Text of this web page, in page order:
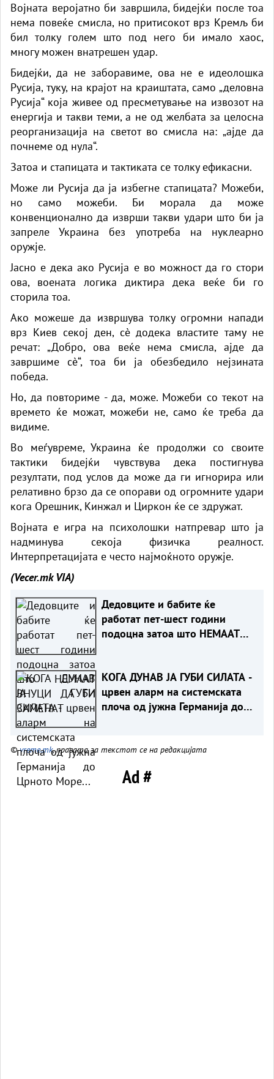
Војната веројатно би завршила, бидејќи после тоа
нема повеќе смисла, но притисокот врз Кремљ би
бил толку голем што под него би имало хаос,
многу можен внатрешен удар.
Бидејќи, да не заборавиме, ова не е идеолошка
Русија, туку, на крајот на краиштата, само „деловна
Русија“ која живее од пресметување на извозот на
енергија и такви теми, а не од желбата за целосна
реорганизација на светот во смисла на: „ајде да
почнеме од нула“.
Затоа и стапицата и тактиката се толку ефикасни.
Може ли Русија да ја избегне стапицата? Можеби,
но само можеби. Би морала да може
конвенционално да изврши такви удари што би ја
запреле Украина без употреба на нуклеарно
оружје.
Јасно е дека ако Русија е во можност да го стори
ова, воената логика диктира дека веќе би го
сторила тоа.
Ако можеше да извршува толку огромни напади
врз Киев секој ден, сè додека властите таму не
речат: „Добро, ова веќе нема смисла, ајде да
завршиме сè“, тоа би ја обезбедило нејзината
победа.
Но, да повториме - да, може. Можеби со текот на
времето ќе можат, можеби не, само ќе треба да
видиме.
Во меѓувреме, Украина ќе продолжи со своите
тактики бидејќи чувствува дека постигнува
резултати, под услов да може да ги игнорира или
релативно брзо да се опорави од огромните удари
кога Орешник, Кинжал и Циркон ќе се здружат.
Војната е игра на психолошки натпревар што ја
надминува секоја физичка реалност.
Интерпретацијата е често најмоќното оружје.
(Vecer.mkVIA)
Дедовците и бабите ќе
работат пет-шест години
подоцна затоа што НЕМААТ
КОГА ДУНАВ ЈА ГУБИ СИЛАТА -
црвен аларм на системската
плоча од јужна Германија до
©vreme.mk, правата за текстот се на редакцијата
Ad #